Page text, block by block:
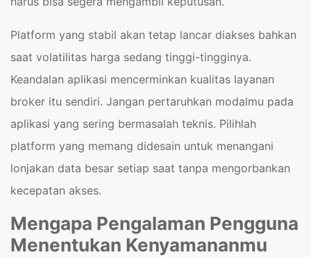
Platform yang stabil akan tetap lancar diakses bahkan
saat volatilitas harga sedang tinggi-tingginya.
Keandalan aplikasi mencerminkan kualitas layanan
broker itu sendiri. Jangan pertaruhkan modalmu pada
aplikasi yang sering bermasalah teknis. Pilihlah
platform yang memang didesain untuk menangani
lonjakan data besar setiap saat tanpa mengorbankan
kecepatan akses.
Mengapa Pengalaman Pengguna
Menentukan Kenyamananmu